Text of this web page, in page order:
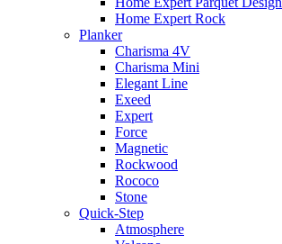
Home Expert Rock
Planker
Charisma 4V
Charisma Mini
Elegant Line
Exeed
Expert
Force
Magnetic
Rockwood
Rococo
Stone
Quick-Step
Atmosphere